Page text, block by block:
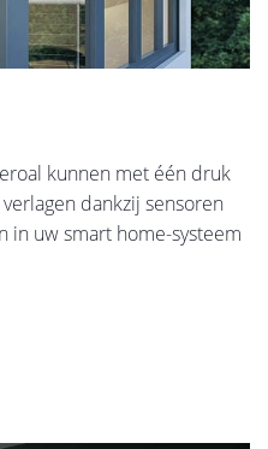
kunnen met één druk
dankzij sensoren
in uw smart home-systeem